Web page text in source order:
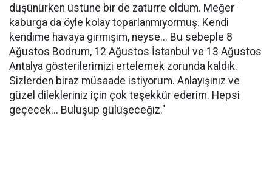
düşünürken üstüne bir de zatürre oldum. Meğer
kaburga da öyle kolay toparlanmıyormuş. Kendi
kendime havaya girmişim, neyse... Bu sebeple 8
Ağustos Bodrum, 12 Ağustos İstanbul ve 13 Ağustos
Antalya gösterilerimizi ertelemek zorunda kaldık.
Sizlerden biraz müsaade istiyorum. Anlayışınız ve
güzel dilekleriniz için çok teşekkür ederim. Hepsi
geçecek... Buluşup gülüşeceğiz."